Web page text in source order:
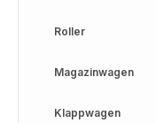
Roller
Magazinwagen
Klappwagen